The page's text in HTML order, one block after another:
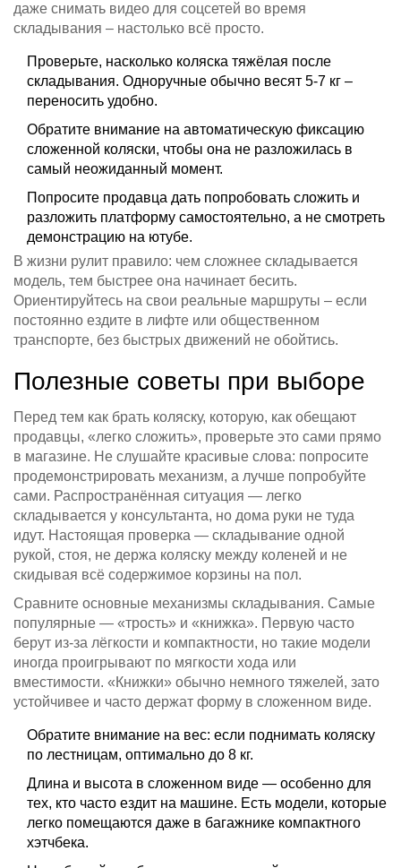
даже снимать видео для соцсетей во время
складывания – настолько всё просто.
Проверьте, насколько коляска тяжёлая после
складывания. Одноручные обычно весят 5-7 кг –
переносить удобно.
Обратите внимание на автоматическую фиксацию
сложенной коляски, чтобы она не разложилась в
самый неожиданный момент.
Попросите продавца дать попробовать сложить и
разложить платформу самостоятельно, а не смотреть
демонстрацию на ютубе.
В жизни рулит правило: чем сложнее складывается
модель, тем быстрее она начинает бесить.
Ориентируйтесь на свои реальные маршруты – если
постоянно ездите в лифте или общественном
транспорте, без быстрых движений не обойтись.
Полезные советы при выборе
Перед тем как брать коляску, которую, как обещают
продавцы, «легко сложить», проверьте это сами прямо
в магазине. Не слушайте красивые слова: попросите
продемонстрировать механизм, а лучше попробуйте
сами. Распространённая ситуация — легко
складывается у консультанта, но дома руки не туда
идут. Настоящая проверка — складывание одной
рукой, стоя, не держа коляску между коленей и не
скидывая всё содержимое корзины на пол.
Сравните основные механизмы складывания. Самые
популярные — «трость» и «книжка». Первую часто
берут из-за лёгкости и компактности, но такие модели
иногда проигрывают по мягкости хода или
вместимости. «Книжки» обычно немного тяжелей, зато
устойчивее и часто держат форму в сложенном виде.
Обратите внимание на вес: если поднимать коляску
по лестницам, оптимально до 8 кг.
Длина и высота в сложенном виде — особенно для
тех, кто часто ездит на машине. Есть модели, которые
легко помещаются даже в багажнике компактного
хэтчбека.